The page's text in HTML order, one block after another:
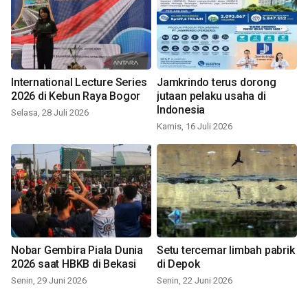
International Lecture Series
2026 di Kebun Raya Bogor
Selasa, 28 Juli 2026
Jamkrindo terus dorong
jutaan pelaku usaha di
Indonesia
Kamis, 16 Juli 2026
Nobar Gembira Piala Dunia
2026 saat HBKB di Bekasi
Senin, 29 Juni 2026
Setu tercemar limbah pabrik
di Depok
Senin, 22 Juni 2026